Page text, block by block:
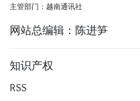
主管部门：越南通讯社
网站总编辑：陈进笋
知识产权
RSS